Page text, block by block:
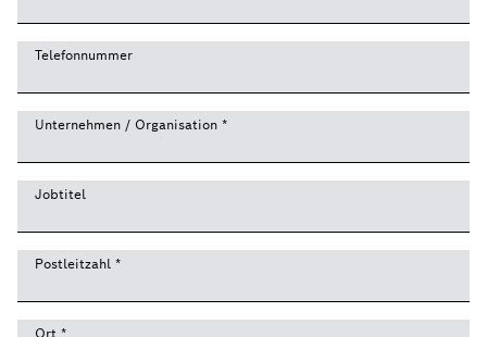
Telefonnummer
Unternehmen / Organisation *
Jobtitel
Postleitzahl *
Ort *